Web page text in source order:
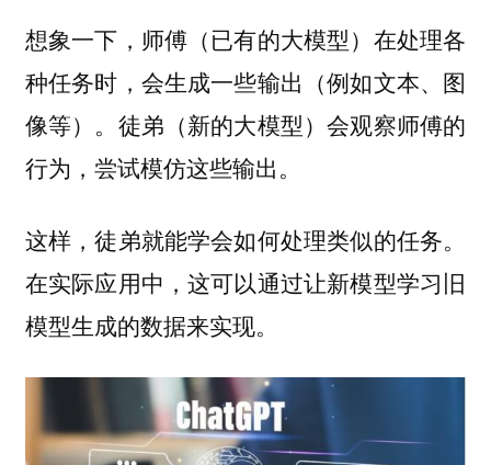
想象一下，师傅（已有的大模型）在处理各
种任务时，会生成一些输出（例如文本、图
像等）。徒弟（新的大模型）会观察师傅的
行为，尝试模仿这些输出。
这样，徒弟就能学会如何处理类似的任务。
在实际应用中，这可以通过让新模型学习旧
模型生成的数据来实现。